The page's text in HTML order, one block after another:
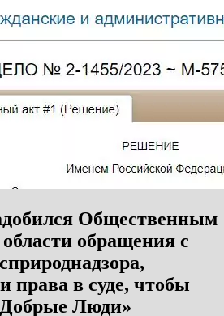
Общественным
обращения с
права в суде, чтобы
Люди»